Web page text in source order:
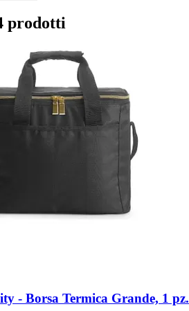
prodotti
-​ Borsa Termica Grande, 1 pz.